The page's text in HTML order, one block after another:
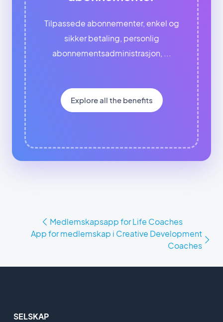
Tilpassede abonnementer, enkel og
sikker betaling, personlig
abonnementsadministrasjon, ...
Explore all the benefits
Medlemskapsapp for Life Coaches
App for medlemskap i Creative Development
Coaches
SELSKAP